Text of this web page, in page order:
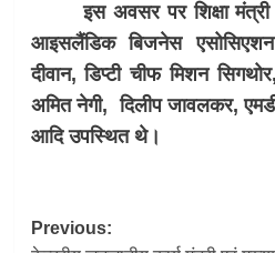
इस अवसर पर शिक्षा मंत्री
आइसलैंडिक बिजनेस
दीवान, डिप्टी चीफ मिशन
अमित नेगी, दिलीप जावलकर,
आदि उपस्थित थे।
Post
Previous: